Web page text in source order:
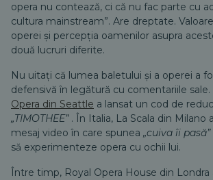
opera nu contează, ci că nu fac parte cu
cultura mainstream”. Are dreptate.
operei și percepția oamenilor asupra
două lucruri diferite.
Nu uitați că lumea baletului și a operei a
defensivă în legătură cu comentariile
Opera din Seattle a lansat un cod de
„TIMOTHEE”. În Italia, La Scala din Milano
mesaj video în care spunea „cuiva îi pasă”
să experimenteze opera cu ochii lui.
Între timp, Royal Opera House din Londra